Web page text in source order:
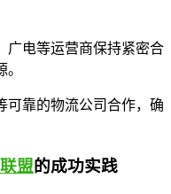
广电等运营商保持紧密合
。
可靠的物流公司合作，确
盟的成功实践